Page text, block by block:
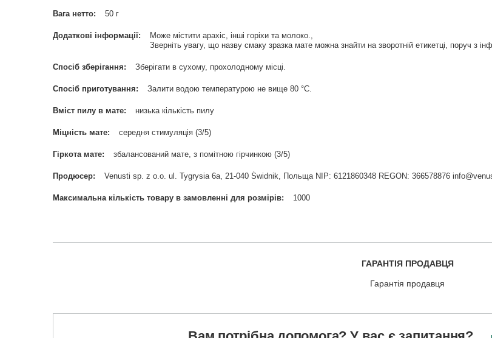
Вага нетто 50 г
Додаткові інформації
Може містити арахіс, інші горіхи та молоко.
Зверніть увагу, що назву смаку зразка мате можна знайти на зворотній етикетці, поруч з
Спосіб зберігання Зберігати в сухому, прохолодному місці.
Спосіб приготування Залити водою температурою не вище 80 °С.
Вміст пилу в мате низька кількість пилу
Міцність мате середня стимуляція (3/5)
Гіркота мате збалансований мате, з помітною гірчинкою (3/5)
Продюсер Venusti sp. z o.o. ul. Tygrysia 6a, 21-040 Świdnik, Польща NIP: 6121860348 REGON: 366578876
Максимальна кількість товару в замовленні для розмірів 1000
ГАРАНТІЯ ПРОДАВЦЯ
Гарантія продавця